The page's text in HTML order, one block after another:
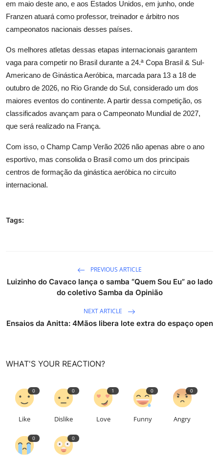
em maio deste ano, e aos Estados Unidos, em junho, onde
Franzen atuará como professor, treinador e árbitro nos
campeonatos nacionais desses países.
Os melhores atletas dessas etapas internacionais garantem
vaga para competir no Brasil durante a 24.ª Copa Brasil & Sul-
Americano de Ginástica Aeróbica, marcada para 13 a 18 de
outubro de 2026, no Rio Grande do Sul, considerado um dos
maiores eventos do continente. A partir dessa competição, os
classificados avançam para o Campeonato Mundial de 2027,
que será realizado na França.
Com isso, o Champ Camp Verão 2026 não apenas abre o ano
esportivo, mas consolida o Brasil como um dos principais
centros de formação da ginástica aeróbica no circuito
internacional.
Tags:
PREVIOUS ARTICLE
Luizinho do Cavaco lança o samba “Quem Sou Eu” ao lado
do coletivo Samba da Opinião
NEXT ARTICLE
Ensaios da Anitta: 4Mãos libera lote extra do espaço open
WHAT'S YOUR REACTION?
0
Like
0
Dislike
1
Love
0
Funny
0
Angry
0 0